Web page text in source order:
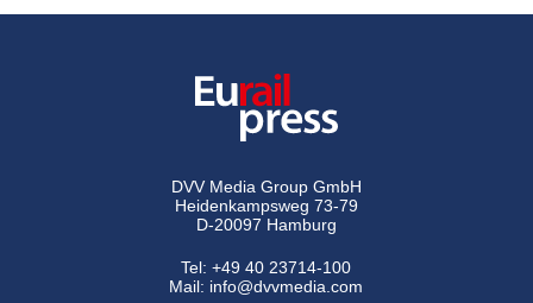
DVV Media Group GmbH
Heidenkampsweg 73-79
D-20097 Hamburg
Tel:+49 40 23714-100
Mail: info@dvvmedia.com